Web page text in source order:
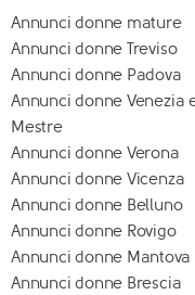
Annunci donne mature
Annunci donne Treviso
Annunci donne Padova
Annunci donne Venezia
Mestre
Annunci donne Verona
Annunci donne Vicenza
Annunci donne Belluno
Annunci donne Rovigo
Annunci donne Mantova
Annunci donne Brescia